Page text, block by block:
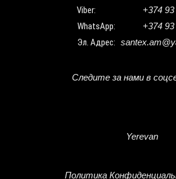
Viber: +374
WhatsApp: +374
Эл. Адрес:
Следите за нами в
Yerevan
Политика